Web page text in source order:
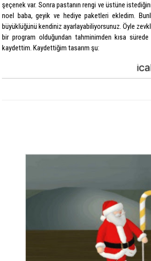
şeçenek var. Sonra pastanın rengi ve üstüne
noel baba, geyik ve hediye paketleri ekledim.
büyüklüğünü kendiniz ayarlayabiliyorsunuz. Öyle
bir program olduğundan tahminimden kısa
kaydettim. Kaydettiğim tasarım şu: